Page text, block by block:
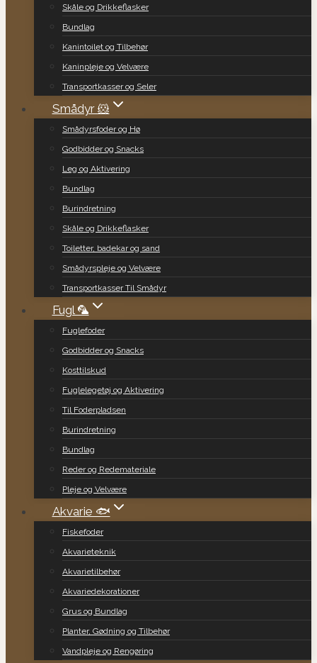
Skåle og Drikkeflasker
Bundlag
Kanintoilet og Tilbehør
Kaninpleje og Velvære
Transportkasser og Seler
Smådyr 🐹
Smådyrsfoder og Hø
Godbidder og Snacks
Leg og Aktivering
Bundlag
Burindretning
Skåle og Drikkeflasker
Toiletter, badekar og sand
Smådyrspleje og Velvære
Transportkasser Til Smådyr
Fugl 🦜
Fuglefoder
Godbidder og Snacks
Kosttilskud
Fuglelegetøj og Aktivering
Til Foderpladsen
Burindretning
Bundlag
Reder og Redemateriale
Pleje og Velvære
Akvarie 🐟
Fiskefoder
Akvarieteknik
Akvarietilbehør
Akvariedekorationer
Grus og Bundlag
Planter, Gødning og Tilbehør
Vandpleje og Rengøring